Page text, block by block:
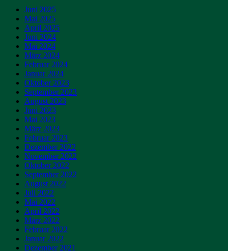
Juni 2025
Mai 2025
April 2025
Juni 2024
Mai 2024
März 2024
Februar 2024
Januar 2024
Oktober 2023
September 2023
August 2023
Juni 2023
Mai 2023
März 2023
Februar 2023
Dezember 2022
November 2022
Oktober 2022
September 2022
August 2022
Juli 2022
Mai 2022
April 2022
März 2022
Februar 2022
Januar 2022
Dezember 2021